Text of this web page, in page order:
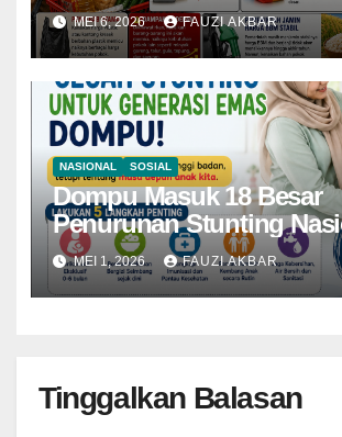
MEI 6, 2026 FAUZI AKBAR
NASIONAL SOSIAL
Dompu Masuk 18 Besar
Penurunan Stunting
MEI 1, 2026 FAUZI AKBAR
Tinggalkan Balasan